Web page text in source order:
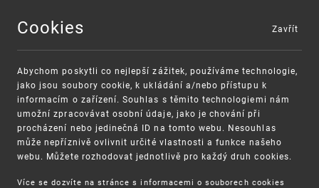
MENU
Cookies
Abychom poskytli co nejlepší zážitek, používáme technologie,
jako jsou soubory cookie, k ukládání a/nebo přístupu k
informacím o zařízení. Souhlas s těmito technologiemi nám
umožní zpracovávat osobní údaje, jako je chování při
procházení nebo jedinečná ID na tomto webu. Nesouhlas
může nepříznivě ovlivnit určité vlastnosti a funkce našeho
webu. Můžete rozhodovat jednotlivě pro každý druh cookies.
Více se dozvíte na stránce s informacemi o souborech cookies
Zavřít